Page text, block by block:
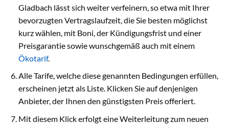
Gladbach lässt sich weiter verfeinern, so etwa mit Ihrer
bevorzugten Vertragslaufzeit, die Sie besten möglichst
kurz wählen, mit Boni, der Kündigungsfrist und einer
Preisgarantie sowie wunschgemäß auch mit einem
Ökotarif.
Alle Tarife, welche diese genannten Bedingungen erfüllen,
erscheinen jetzt als Liste. Klicken Sie auf denjenigen
Anbieter, der Ihnen den günstigsten Preis offeriert.
Mit diesem Klick erfolgt eine Weiterleitung zum neuen